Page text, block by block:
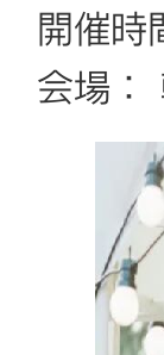
開催
会場：